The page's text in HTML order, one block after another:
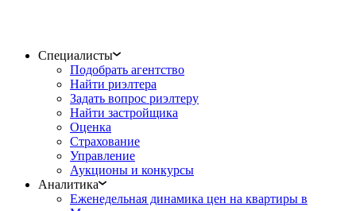
Специалисты
Подобрать агентство
Найти риэлтера
Задать вопрос риэлтеру
Найти застройщика
Оценка
Страхование
Управление
Аукционы и конкурсы
Аналитика
Еженедельная динамика цен на квартиры в